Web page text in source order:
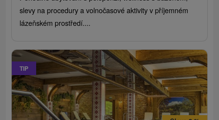
slevy na procedury a volnočasové aktivity v příjemném
lázeňském prostředí....
TIP